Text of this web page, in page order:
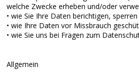
welche Zwecke erheben und/oder
• wie Sie Ihre Daten berichtigen,
• wie Ihre Daten vor Missbrauch
• wie Sie uns bei Fragen zum
Allgemein